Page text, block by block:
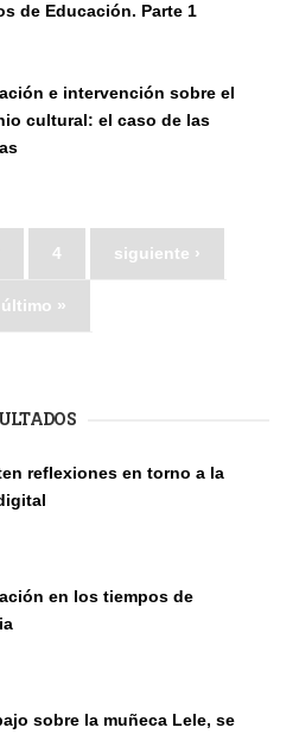
de Educación. Parte 1
e intervención sobre el
cultural: el caso de las
4 siguiente ›
último »
reflexiones en torno a la
en los tiempos de
sobre la muñeca Lele, se